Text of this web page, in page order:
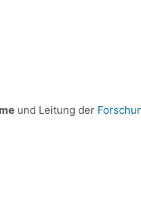
und Leitung der